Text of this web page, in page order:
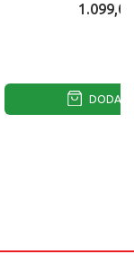
1.099,00
DODAJ